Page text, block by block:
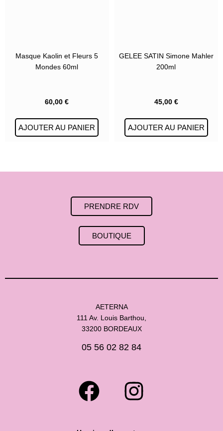
Masque Kaolin et Fleurs 5
Mondes 60ml
60,00€
AJOUTER AU PANIER
GELEE SATIN Simone Mahler
200ml
45,00 €
AJOUTER AU PANIER
PRENDRE RDV
BOUTIQUE
AETERNA
111 Av. Louis Barthou,
33200 BORDEAUX
05 56 02 82 84